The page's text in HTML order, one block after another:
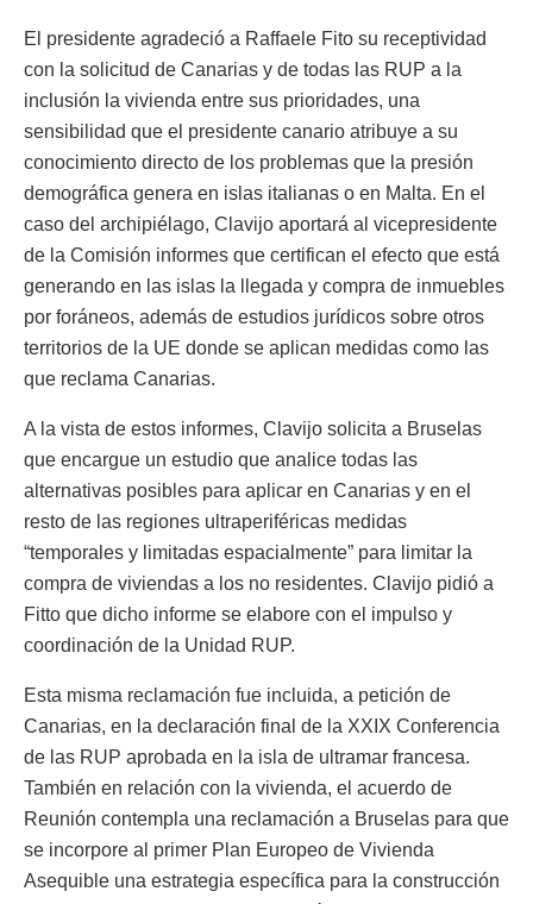
El presidente agradeció a Raffaele Fito su receptividad
con la solicitud de Canarias y de todas las RUP a la
inclusión la vivienda entre sus prioridades, una
sensibilidad que el presidente canario atribuye a su
conocimiento directo de los problemas que la presión
demográfica genera en islas italianas o en Malta. En el
caso del archipiélago, Clavijo aportará al vicepresidente
de la Comisión informes que certifican el efecto que está
generando en las islas la llegada y compra de inmuebles
por foráneos, además de estudios jurídicos sobre otros
territorios de la UE donde se aplican medidas como las
que reclama Canarias.
A la vista de estos informes, Clavijo solicita a Bruselas
que encargue un estudio que analice todas las
alternativas posibles para aplicar en Canarias y en el
resto de las regiones ultraperiféricas medidas
“temporales y limitadas espacialmente” para limitar la
compra de viviendas a los no residentes. Clavijo pidió a
Fitto que dicho informe se elabore con el impulso y
coordinación de la Unidad RUP.
Esta misma reclamación fue incluida, a petición de
Canarias, en la declaración final de la XXIX Conferencia
de las RUP aprobada en la isla de ultramar francesa.
También en relación con la vivienda, el acuerdo de
Reunión contempla una reclamación a Bruselas para que
se incorpore al primer Plan Europeo de Vivienda
Asequible una estrategia específica para la construcción